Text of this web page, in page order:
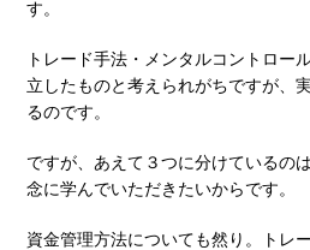
す。
トレード手法・メンタルコントロー
立したものと考えられがちですが、
るのです。
ですが、あえて３つに分けているの
念に学んでいただきたいからです。
資金管理方法についても然り。トレ